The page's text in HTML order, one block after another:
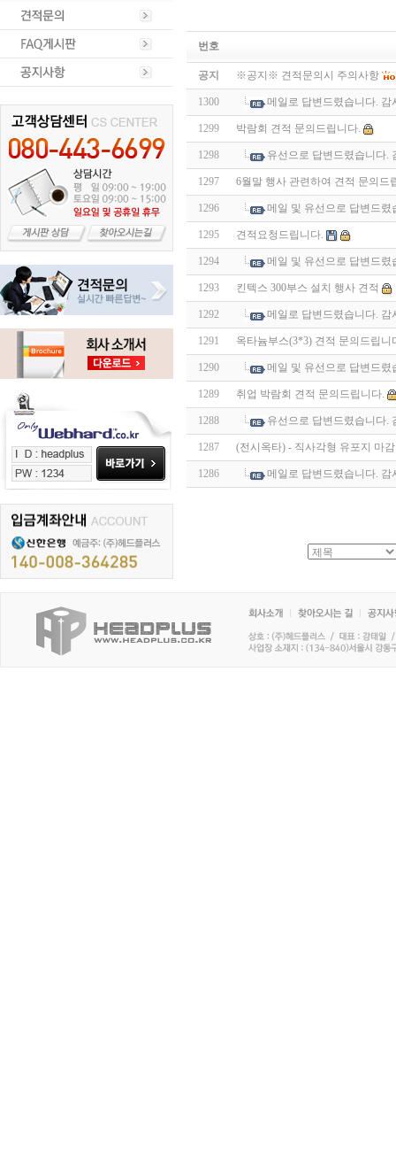
번호
공지 ※공지※ 견적문의시 주의사항
1300 메일로 답변드렸습니다. 감
1299 박람회 견적 문의드립니다.
1298 유선으로 답변드렸습니다.
1297 6월말 행사 관련하여 견적 문의드
1296 메일 및 유선으로 답변드렸
1295 견적요청드립니다.
1294 메일 및 유선으로 답변드렸
1293 킨텍스 300부스 설치 행사 견적
1292 메일로 답변드렸습니다. 감
1291 옥타늄부스(3*3) 견적 문의드립니
1290 메일 및 유선으로 답변드렸
1289 취업 박람회 견적 문의드립니다.
1288 유선으로 답변드렸습니다.
1287 (전시옥타) - 직사각형 유포지 마
1286 메일로 답변드렸습니다. 감